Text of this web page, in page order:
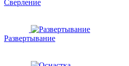
Сверление
Развертывание